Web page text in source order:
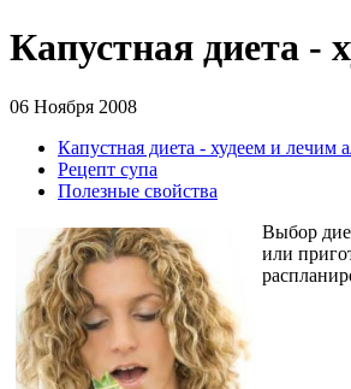
Капустная диета -
06 Ноября 2008
Капустная диета - худеем и лечим
Рецепт супа
Полезные свойства
Выбор
или